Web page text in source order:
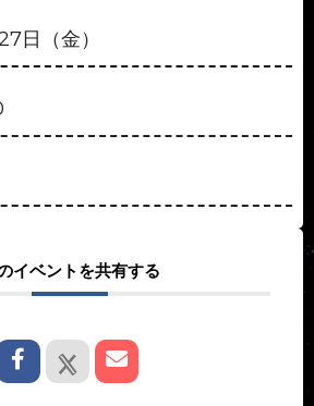
日（金）
イベントを共有する